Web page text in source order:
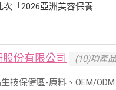
「2026亞洲美容保養...
份有限公司 (10)項產品
技保健區-原料、OEM/